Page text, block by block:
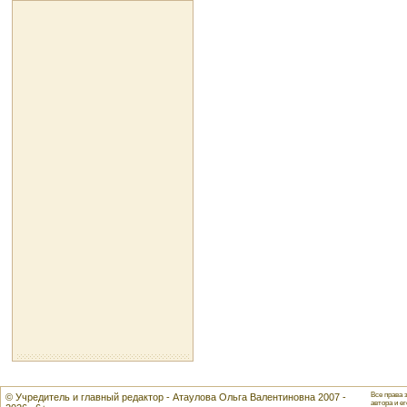
© Учредитель и главный редактор - Атаулова Ольга Валентиновна 2007 -
Все права
автора и